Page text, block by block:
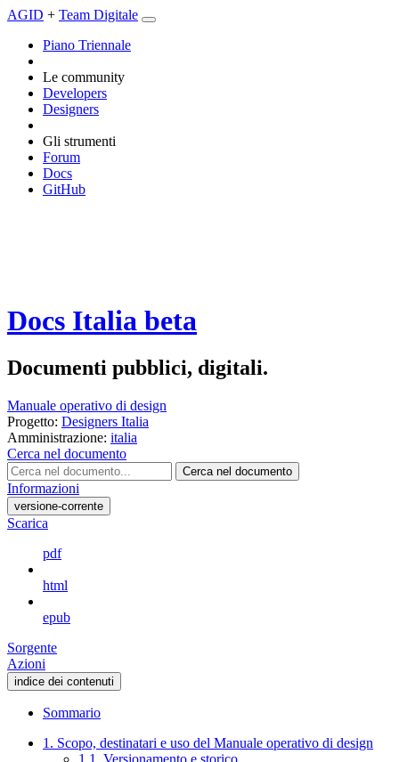
AGID + Team Digitale
Piano Triennale
Le community
Developers
Designers
Gli strumenti
Forum
Docs
GitHub
Docs Italia beta
Documenti pubblici, digitali.
Manuale operativo di design
Progetto: Designers Italia
Amministrazione: italia
Cerca nel documento
Cerca nel documento
Informazioni
versione-corrente
Scarica
pdf
html
epub
Sorgente
Azioni
indice dei contenuti
Sommario
1. Scopo, destinatari e uso del Manuale operativo di design
1.1. Versionamento e storico